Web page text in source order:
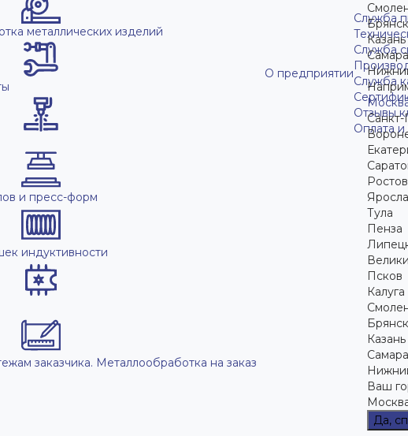
металлических изделий
и пресс-форм
индуктивности
заказчика. Металлообработка на заказ
О предприятии
Служба
Служба
Служба
Отзывы
Оплата и
Брянск
Казань
Самара
Тула
Пенза
Псков
Калуга
Брянск
Казань
Самара
Ваш
Да,